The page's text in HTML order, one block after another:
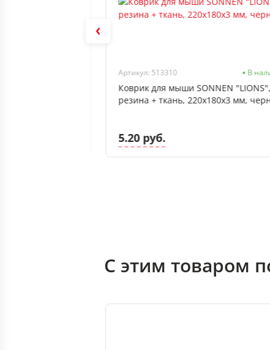
Артикул: 513310 В
Коврик для мыши SONNEN "LIONS",
резина + ткань, 220х180х3 мм,
5.20 руб.
С этим товаром